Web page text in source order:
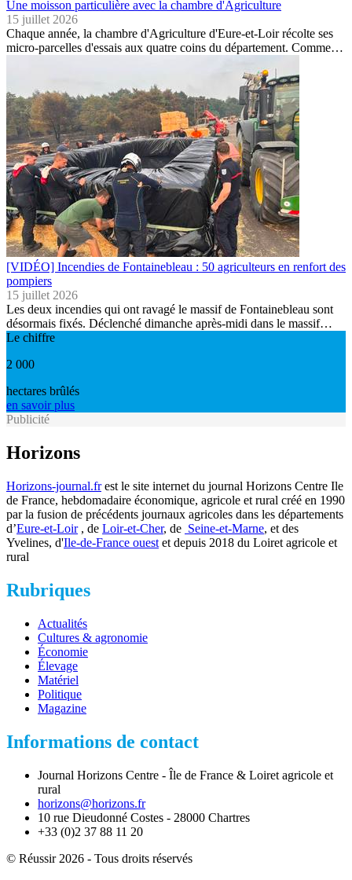
Une moisson particulière avec la chambre d'Agriculture
15 juillet 2026
Chaque année, la chambre d'Agriculture d'Eure-et-Loir récolte ses
micro-parcelles d'essais aux quatre coins du département. Comme…
[VIDÉO] Incendies de Fontainebleau : 50 agriculteurs en renfort des
pompiers
15 juillet 2026
Les deux incendies qui ont ravagé le massif de Fontainebleau sont
désormais fixés. Déclenché dimanche après-midi dans le massif…
Le chiffre
2 000
hectares brûlés
en savoir plus
Publicité
Horizons
Horizons-journal.frest le site internet du journal Horizons Centre Ile
de France, hebdomadaire économique, agricole et rural créé en 1990
par la fusion de précédents journaux agricoles dans les départements
d’Eure-et-Loir, de Loir-et-Cher, de Seine-et-Marne, et des
Yvelines, d'Ile-de-France ouest et depuis 2018 du Loiret agricole et
rural
Rubriques
Actualités
Cultures & agronomie
Économie
Élevage
Matériel
Politique
Magazine
Informations de contact
Journal Horizons Centre - Île de France & Loiret agricole et
rural
horizons@horizons.fr
10 rue Dieudonné Costes - 28000 Chartres
+33 (0)2 37 88 11 20
© Réussir 2026 - Tous droits réservés